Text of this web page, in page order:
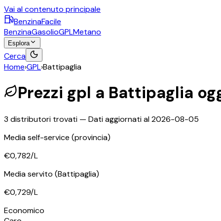
Vai al contenuto principale
BenzinaFacile
BenzinaGasolioGPLMetano
Esplora
Cerca
Home›GPL›Battipaglia
Prezzi gpl a Battipaglia
3 distributori trovati — Dati aggiornati al2026-08-05
Media self-service (provincia)
€0,782/L
Media servito (Battipaglia)
€0,729/L
Economico